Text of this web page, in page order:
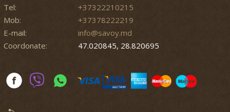
Tel:
+37322210215
Mob:
+37378222219
E-mail:
info@savoy.md
Coordonate:
47.020845, 28.820695